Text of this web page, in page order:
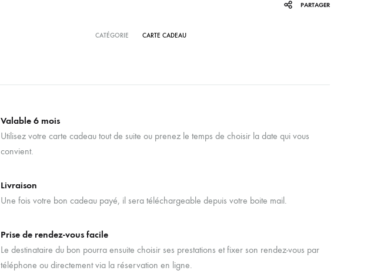
PARTAGER
CATÉGORIE CARTE CADEAU
Valable 6 mois
Utilisez votre carte cadeau tout de suite ou prenez le temps de choisir la date qui vous
convient.
Livraison
Une fois votre bon cadeau payé, il sera téléchargeable depuis votre boite mail.
Prise de rendez-vous facile
Le destinataire du bon pourra ensuite choisir ses prestations et fixer son rendez-vous par
téléphone ou directement via la réservation en ligne.